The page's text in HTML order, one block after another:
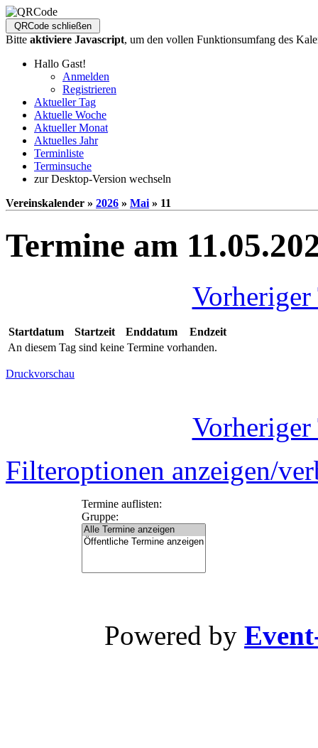
Bitte aktiviere Javascript, um den vollen Funktionsumfang des
Hallo Gast!
Anmelden
Registrieren
Aktueller Tag
Aktuelle Woche
Aktueller Monat
Aktuelles Jahr
Terminliste
Terminsuche
zur Desktop-Version wechseln
Vereinskalender » 2026 » Mai » 11
Termine am
Vorheriger
Startdatum Startzeit Enddatum
Endzeit
An diesem Tag sind keine Termine vorhanden.
Druckvorschau
Vorheriger
Filteroptionen anzeigen/
Termine auflisten:
Gruppe:
Powered by